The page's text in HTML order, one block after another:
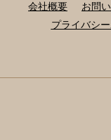
会社概要 お問
プライバシ